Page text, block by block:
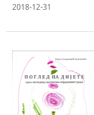
2018-12-31